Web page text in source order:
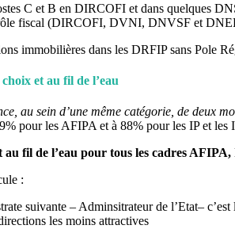
C et B en DIRCOFI et dans quelques
fiscal (DIRCOFI, DVNI, DNVSF et
immobilières dans les DRFIP sans Pole
et au fil de l’eau
au sein d’une même catégorie, de deux
pour les AFIPA et à 88% pour les IP et les
fil de l’eau pour tous les cadres
:
suivante – Adminsitrateur de l’Etat–
les moins attractives